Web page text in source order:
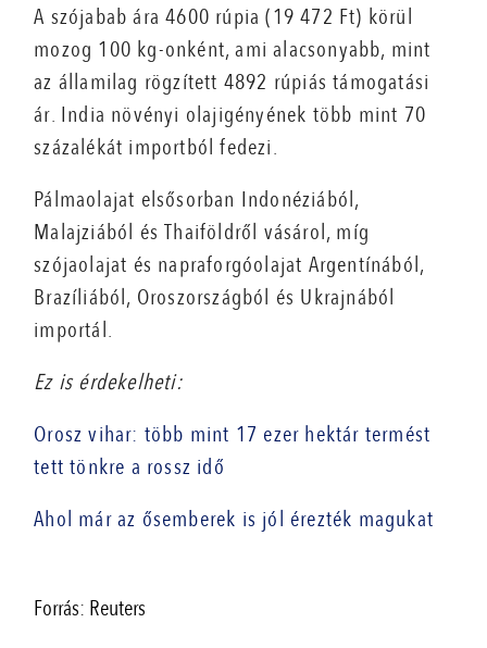
A szójabab ára 4600 rúpia (19 472 Ft) körül
mozog 100 kg-onként, ami alacsonyabb, mint
az államilag rögzített 4892 rúpiás támogatási
ár. India növényi olajigényének több mint 70
százalékát importból fedezi.
Pálmaolajat elsősorban Indonéziából,
Malajziából és Thaiföldről vásárol, míg
szójaolajat és napraforgóolajat Argentínából,
Brazíliából, Oroszországból és Ukrajnából
importál.
Ez is érdekelheti:
Orosz vihar: több mint 17 ezer hektár termést
tett tönkre a rossz idő
Ahol már az ősemberek is jól érezték magukat
Forrás: Reuters